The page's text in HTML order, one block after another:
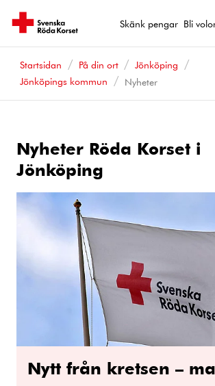
Skänk pengar Bli
Startsidan På din ort
Jönköping
Jönköpings kommun
Nyheter
Nyheter Röda Korset i
Jönköping
Nytt från kretsen –